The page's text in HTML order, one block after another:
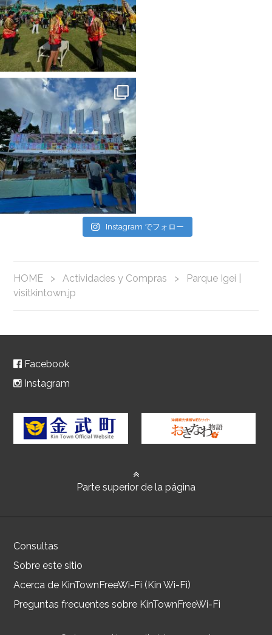
Instagram でフォロー
HOME > Actividades y Compras >
Parque Igei |
visitkintown.jp
Facebook
Instagram
Parte superior de la página
Consultas
Sobre este sitio
Acerca de KinTownFreeWi-Fi (Kin Wi-Fi)
Preguntas frecuentes sobre KinTownFreeWi-Fi